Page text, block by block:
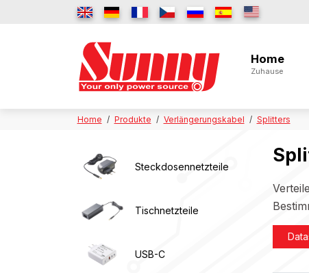
Home
Zuhause
Home Produkte Verlängerungskabel Splitters
Steckdosennetzteile
Tischnetzteile
USB-C